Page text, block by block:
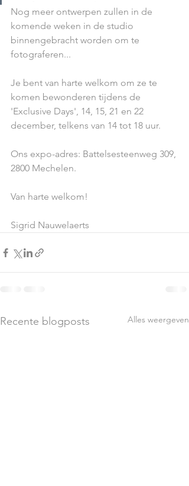
Nog meer ontwerpen zullen in de
komende weken in de studio
binnengebracht worden om te
fotograferen...
Je bent van harte welkom om ze te
komen bewonderen tijdens de
'Exclusive Days', 14, 15, 21 en 22
december, telkens van 14 tot 18 uur.
Ons expo-adres: Battelsesteenweg 309,
2800 Mechelen.
Van harte welkom!
Sigrid Nauwelaerts
Recente blogposts Alles weergeven